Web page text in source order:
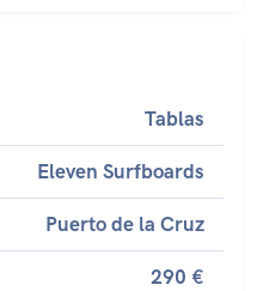
Tablas
Eleven Surfboards
Puerto de la Cruz
290 €